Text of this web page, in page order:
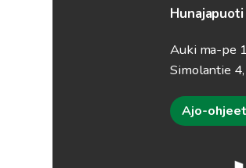
Hunajapuoti
Auki ma-pe
Simolantie
Ajo-